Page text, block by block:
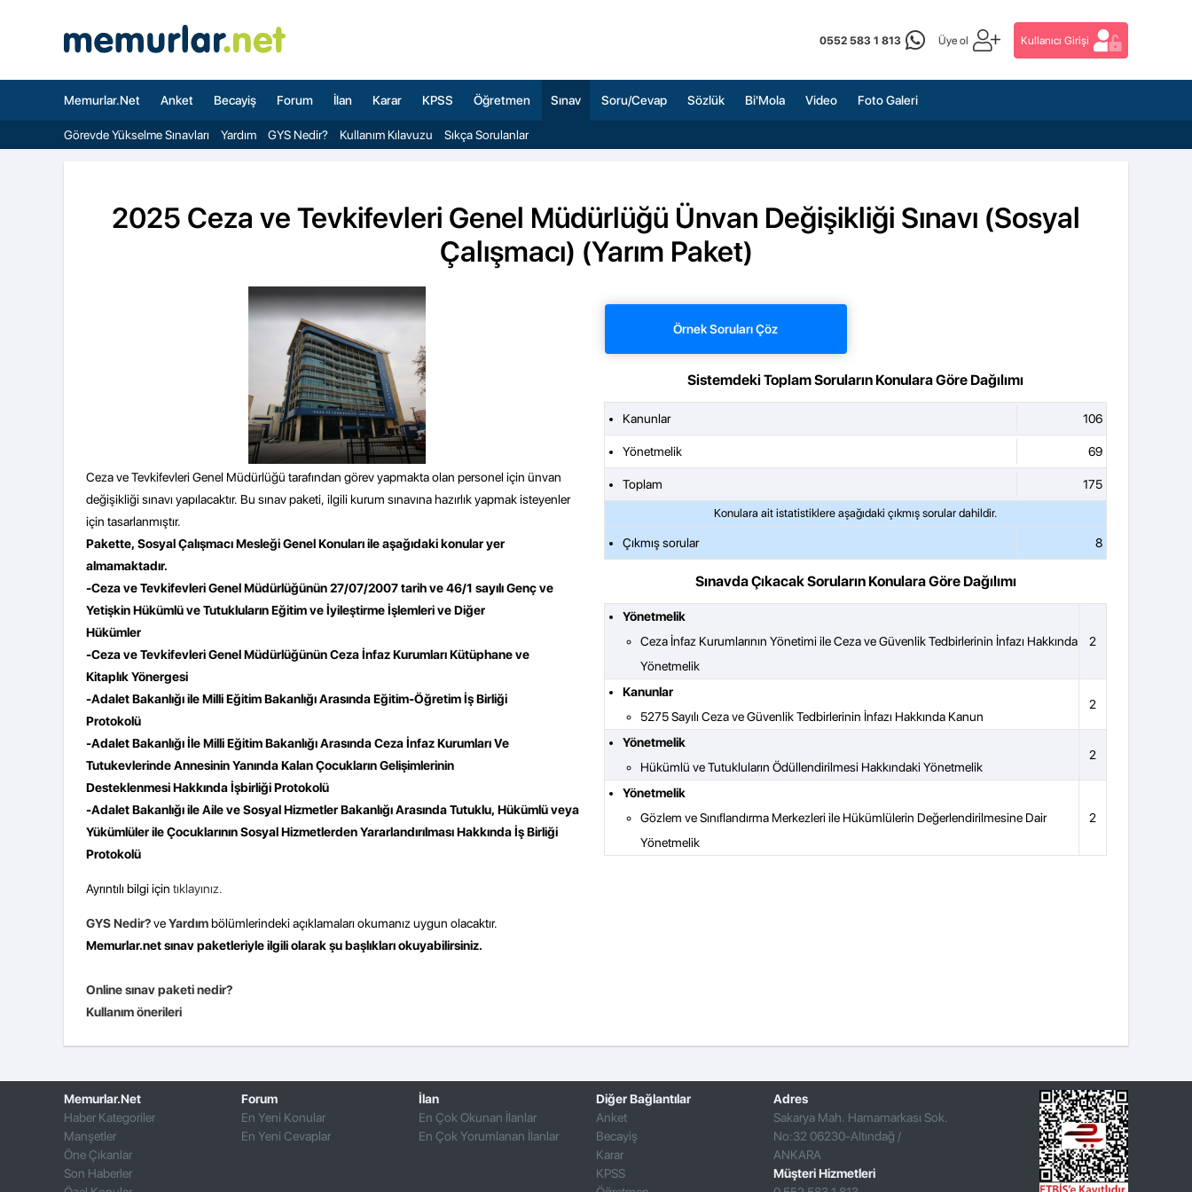
0552 583 1 813 Üye ol Kullanıcı Girişi
Memurlar.Net Anket Becayiş Forum İlan Karar KPSS Öğretmen Sınav Soru/Cevap Sözlük Bi'Mola Video Foto Galeri
Görevde Yükselme Sınavları Yardım GYS Nedir? Kullanım Kılavuzu Sıkça Sorulanlar
2025 Ceza ve Tevkifevleri Genel Müdürlüğü Ünvan Değişikliği Sınavı (Sosyal
Çalışmacı) (Yarım Paket)
Ceza ve Tevkifevleri Genel Müdürlüğü tarafından görev yapmakta olan personel için ünvan
değişikliği sınavı yapılacaktır. Bu sınav paketi, ilgili kurum sınavına hazırlık yapmak isteyenler
için tasarlanmıştır.
Pakette, Sosyal Çalışmacı Mesleği Genel Konuları ile aşağıdaki konular yer
almamaktadır.
-Ceza ve Tevkifevleri Genel Müdürlüğünün 27/07/2007 tarih ve 46/1 sayılı Genç ve
Yetişkin Hükümlü ve Tutukluların Eğitim ve İyileştirme İşlemleri ve Diğer
Hükümler
-Ceza ve Tevkifevleri Genel Müdürlüğünün Ceza İnfaz Kurumları Kütüphane ve
Kitaplık Yönergesi
-Adalet Bakanlığı ile Milli Eğitim Bakanlığı Arasında Eğitim-Öğretim İş Birliği
Protokolü
-Adalet Bakanlığı İle Milli Eğitim Bakanlığı Arasında Ceza İnfaz Kurumları Ve
Tutukevlerinde Annesinin Yanında Kalan Çocukların Gelişimlerinin
Desteklenmesi Hakkında İşbirliği Protokolü
-Adalet Bakanlığı ile Aile ve Sosyal Hizmetler Bakanlığı Arasında Tutuklu, Hükümlü veya
Yükümlüler ile Çocuklarının Sosyal Hizmetlerden Yararlandırılması Hakkında İş Birliği
Protokolü
Ayrıntılı bilgi için tıklayınız.
GYS Nedir?veYardım bölümlerindeki açıklamaları okumanız uygun olacaktır.
Memurlar.net sınav paketleriyle ilgili olarak şu başlıkları okuyabilirsiniz.
Online sınav paketi nedir?
Kullanım önerileri
Örnek Soruları Çöz
Sistemdeki Toplam Soruların Konulara Göre Dağılımı
Kanunlar 106
Yönetmelik 69
Toplam 175
Çıkmış sorular 8
Sınavda Çıkacak Soruların Konulara Göre Dağılımı
Yönetmelik
Ceza İnfaz Kurumlarının Yönetimi ile Ceza ve Güvenlik Tedbirlerinin İnfazı Hakkında
Yönetmelik
2
Kanunlar
5275 Sayılı Ceza ve Güvenlik Tedbirlerinin İnfazı Hakkında Kanun
2
Yönetmelik
Hükümlü ve Tutukluların Ödüllendirilmesi Hakkındaki Yönetmelik
2
Yönetmelik
Gözlem ve Sınıflandırma Merkezleri ile Hükümlülerin Değerlendirilmesine Dair
Yönetmelik
2
Memurlar.Net
Haber Kategoriler
Manşetler
Öne Çıkanlar
Son Haberler
Forum
En Yeni Konular
En Yeni Cevaplar
İlan
En Çok Okunan İlanlar
En Çok Yorumlanan İlanlar
Diğer Bağlantılar
Anket
Becayiş
Karar
KPSS
Adres
Sakarya Mah. Hamamarkası Sok.
No:32 06230-Altındağ /
ANKARA
Müşteri Hizmetleri